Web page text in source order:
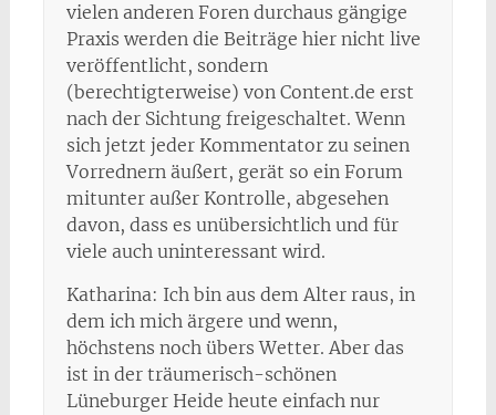
vielen anderen Foren durchaus gängige
Praxis werden die Beiträge hier nicht live
veröffentlicht, sondern
(berechtigterweise) von Content.de erst
nach der Sichtung freigeschaltet. Wenn
sich jetzt jeder Kommentator zu seinen
Vorrednern äußert, gerät so ein Forum
mitunter außer Kontrolle, abgesehen
davon, dass es unübersichtlich und für
viele auch uninteressant wird.
Katharina: Ich bin aus dem Alter raus, in
dem ich mich ärgere und wenn,
höchstens noch übers Wetter. Aber das
ist in der träumerisch-schönen
Lüneburger Heide heute einfach nur